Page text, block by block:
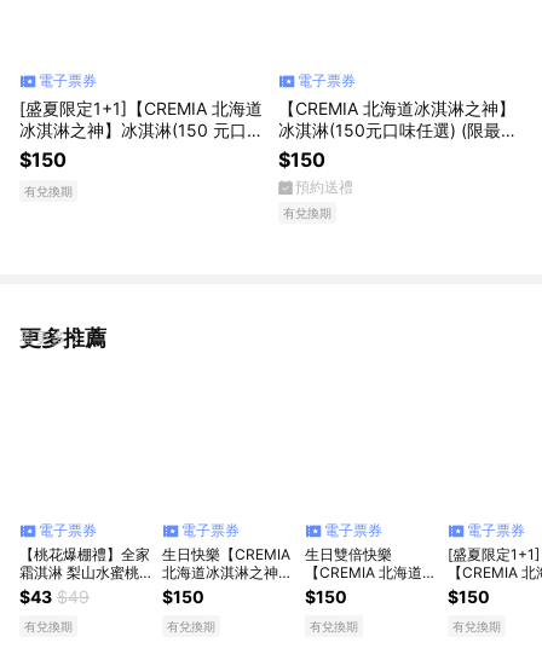
電子票券
[盛夏限定1+1]【CREMIA 北海道
冰淇淋之神】冰淇淋(150 元口味
任選)
$150
有兌換期
電子票券
【CREMIA 北海道冰淇淋之神】
冰淇淋(150元口味任選) (限最低
購買數為4)
$150
預約送禮
有兌換期
更多推薦
看更多
電子票券
【桃花爆棚禮】全家
霜淇淋 梨山水蜜桃
(口味不限)
$43 $49
有兌換期
電子票券
生日快樂【CREMIA
北海道冰淇淋之神】
冰淇淋(150元口味任
選)
$150
有兌換期
電子票券
生日雙倍快樂
【CREMIA 北海道冰
淇淋之神】冰淇淋
(150元口味任選)(限
最低購買數為2)
$150
有兌換期
電子票券
[盛夏限定1+1]
【CREMIA
淇淋之神】冰
(150 元口味
$150
有兌換期